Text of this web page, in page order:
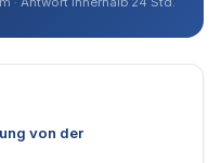
/von der